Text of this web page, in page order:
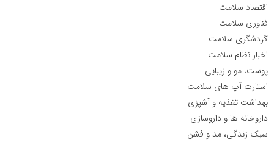
اقتصاد سلامت
فناوری سلامت
گردشگری سلامت
اخبار نظام سلامت
پوست، مو و زیبایی
استارت آپ های سلامت
بهداشت تغذیه و آشپزی
داروخانه ها و داروسازی
سبک زندگی، مد و فشن